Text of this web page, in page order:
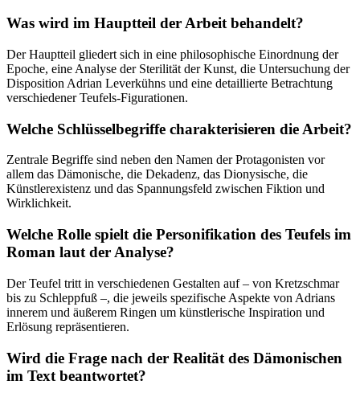
Was wird im Hauptteil der Arbeit behandelt?
Der Hauptteil gliedert sich in eine philosophische Einordnung der
Epoche, eine Analyse der Sterilität der Kunst, die Untersuchung der
Disposition Adrian Leverkühns und eine detaillierte Betrachtung
verschiedener Teufels-Figurationen.
Welche Schlüsselbegriffe charakterisieren die Arbeit?
Zentrale Begriffe sind neben den Namen der Protagonisten vor
allem das Dämonische, die Dekadenz, das Dionysische, die
Künstlerexistenz und das Spannungsfeld zwischen Fiktion und
Wirklichkeit.
Welche Rolle spielt die Personifikation des Teufels im
Roman laut der Analyse?
Der Teufel tritt in verschiedenen Gestalten auf – von Kretzschmar
bis zu Schleppfuß –, die jeweils spezifische Aspekte von Adrians
innerem und äußerem Ringen um künstlerische Inspiration und
Erlösung repräsentieren.
Wird die Frage nach der Realität des Dämonischen
im Text beantwortet?